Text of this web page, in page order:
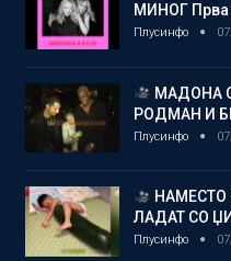
МИНОГ Прва
Плусинфо
МАДОНА
РОДМАН И
Плусинфо
НАМЕСТО
ЛАДАТ СО
Плусинфо